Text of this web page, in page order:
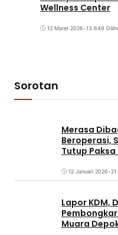
Wellness Center
12 Maret 2026•13.649
Sorotan
Merasa
Beroperasi,
Tutup
12 Januari 2026•21
Lapor KDM,
Muara